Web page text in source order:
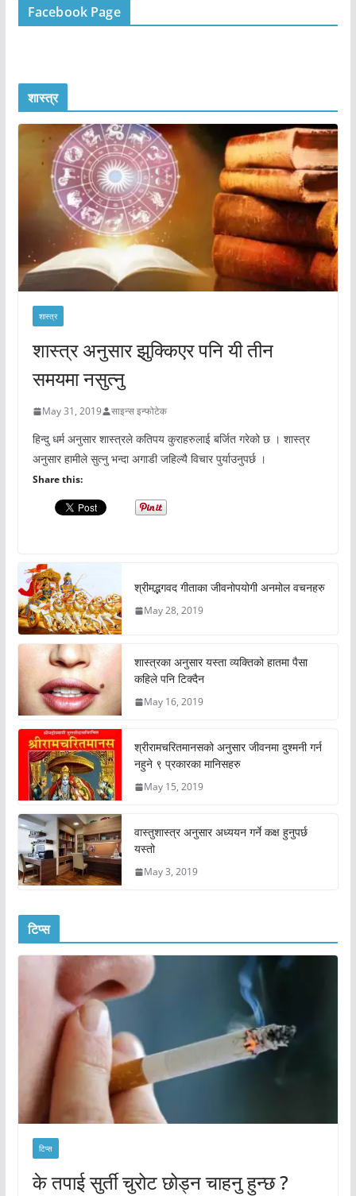
Facebook Page
शास्त्र
शास्त्र
शास्त्र अनुसार झुक्किएर पनि यी तीन
समयमा नसुत्नु
May 31, 2019 साइन्स इन्फोटेक
हिन्दु धर्म अनुसार शास्त्रले कतिपय कुराहरुलाई बर्जित गरेको छ । शास्त्र
अनुसार हामीले सुत्नु भन्दा अगाडी जहिल्यै विचार पुर्याउनुपर्छ ।
Share this:
श्रीमद्भगवद गीताका जीवनोपयोगी अनमोल वचनहरु
May 28, 2019
शास्त्रका अनुसार यस्ता व्यक्तिको हातमा पैसा
कहिले पनि टिक्दैन
May 16, 2019
श्रीरामचरितमानसको अनुसार जीवनमा दुश्मनी गर्न
नहुने ९ प्रकारका मानिसहरु
May 15, 2019
वास्तुशास्त्र अनुसार अध्ययन गर्ने कक्ष हुनुपर्छ
यस्तो
May 3, 2019
टिप्स
टिप्स
के तपाई सुर्ती चुरोट छोड्न चाहनु हुन्छ ?